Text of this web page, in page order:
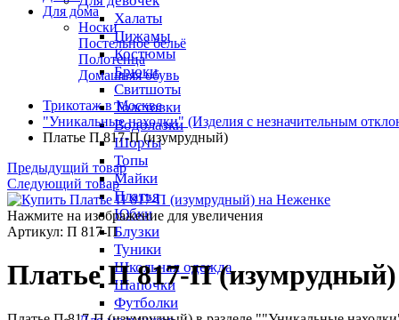
Халаты
Пижамы
Костюмы
Брюки
Свитшоты
Толстовки
Водолазки
Шорты
Топы
Майки
Платья
Юбки
Блузки
Туники
Школьная одежда
Шапочки
Футболки
Для дома
Носки
Постельное бельё
Полотенца
Домашняя обувь
Трикотаж в Москве
"Уникальные находки" (Изделия с незначительным
Платье П 817-П (изумрудный)
Предыдущий товар
Следующий товар
Нажмите на изображение для увеличения
Артикул: П 817-П
Платье П 817-П (изумрудный)